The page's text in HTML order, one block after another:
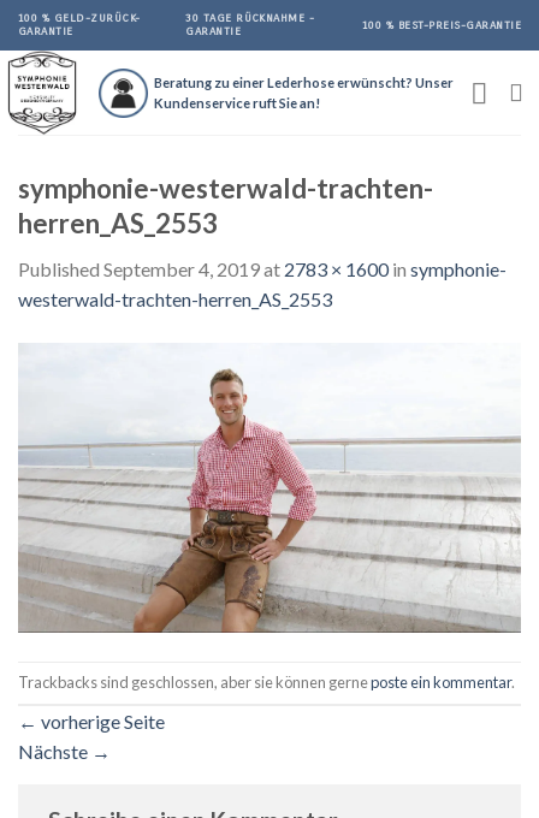
Skip
content
100 % GELD-ZURÜCK-
GARANTIE
30 TAGE RÜCKNAHME -
GARANTIE
100 % BEST-PREIS-GARANTIE
Beratung zu einer Lederhose erwünscht? Unser
Kundenservice ruft Sie an!
symphonie-westerwald-trachten-
herren_AS_2553
Published September 4, 2019at 2783 × 1600in symphonie-
westerwald-trachten-herren_AS_2553
Trackbacks sind geschlossen, aber sie können gerneposte ein kommentar.
← vorherige Seite
Nächste →